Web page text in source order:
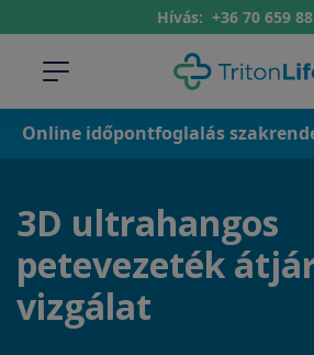
Hívás: +36 70 659
Online időpontfoglalás
3D ultrahangos
petevezeték
vizgálat